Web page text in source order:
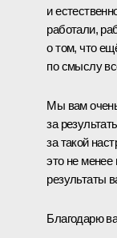
и
работали,
о том, что
по смыслу
Мы вам
за
за такой
это не менее
результаты
Благодарю